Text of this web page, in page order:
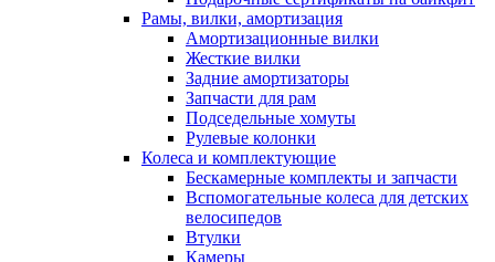
Рамы, вилки, амортизация
Амортизационные вилки
Жесткие вилки
Задние амортизаторы
Запчасти для рам
Подседельные хомуты
Рулевые колонки
Колеса и комплектующие
Бескамерные комплекты и запчасти
Вспомогательные колеса для детских
велосипедов
Втулки
Камеры